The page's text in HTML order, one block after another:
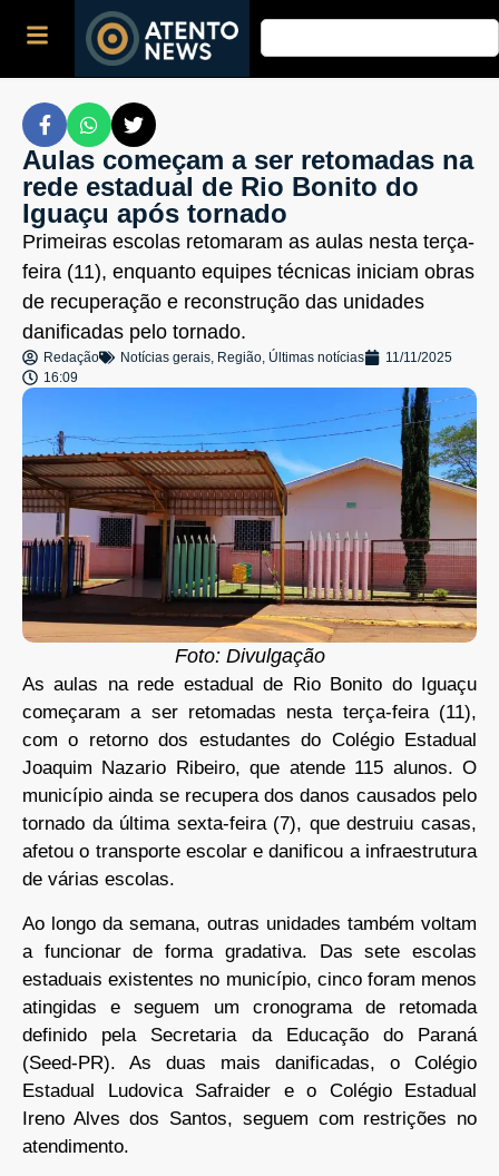
Aulas começam a ser retomadas na
rede estadual de Rio Bonito do
Iguaçu após tornado
Primeiras escolas retomaram as aulas nesta terça-
feira (11), enquanto equipes técnicas iniciam obras
de recuperação e reconstrução das unidades
danificadas pelo tornado.
Redação Notícias gerais, Região, Últimas notícias
11/11/2025
16:09
Foto: Divulgação
As aulas na rede estadual de Rio Bonito do Iguaçu
começaram a ser retomadas nesta terça-feira (11),
com o retorno dos estudantes do Colégio Estadual
Joaquim Nazario Ribeiro, que atende 115 alunos. O
município ainda se recupera dos danos causados pelo
tornado da última sexta-feira (7), que destruiu casas,
afetou o transporte escolar e danificou a infraestrutura
de várias escolas.
Ao longo da semana, outras unidades também voltam
a funcionar de forma gradativa. Das sete escolas
estaduais existentes no município, cinco foram menos
atingidas e seguem um cronograma de retomada
definido pela Secretaria da Educação do Paraná
(Seed-PR). As duas mais danificadas, o Colégio
Estadual Ludovica Safraider e o Colégio Estadual
Ireno Alves dos Santos, seguem com restrições no
atendimento.